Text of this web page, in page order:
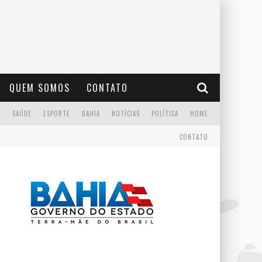
QUEM SOMOS CONTATO
HOME
POLÍTICA
NOTÍCIAS
BAHIA
ESPORTE
SAÚDE
CONTATO